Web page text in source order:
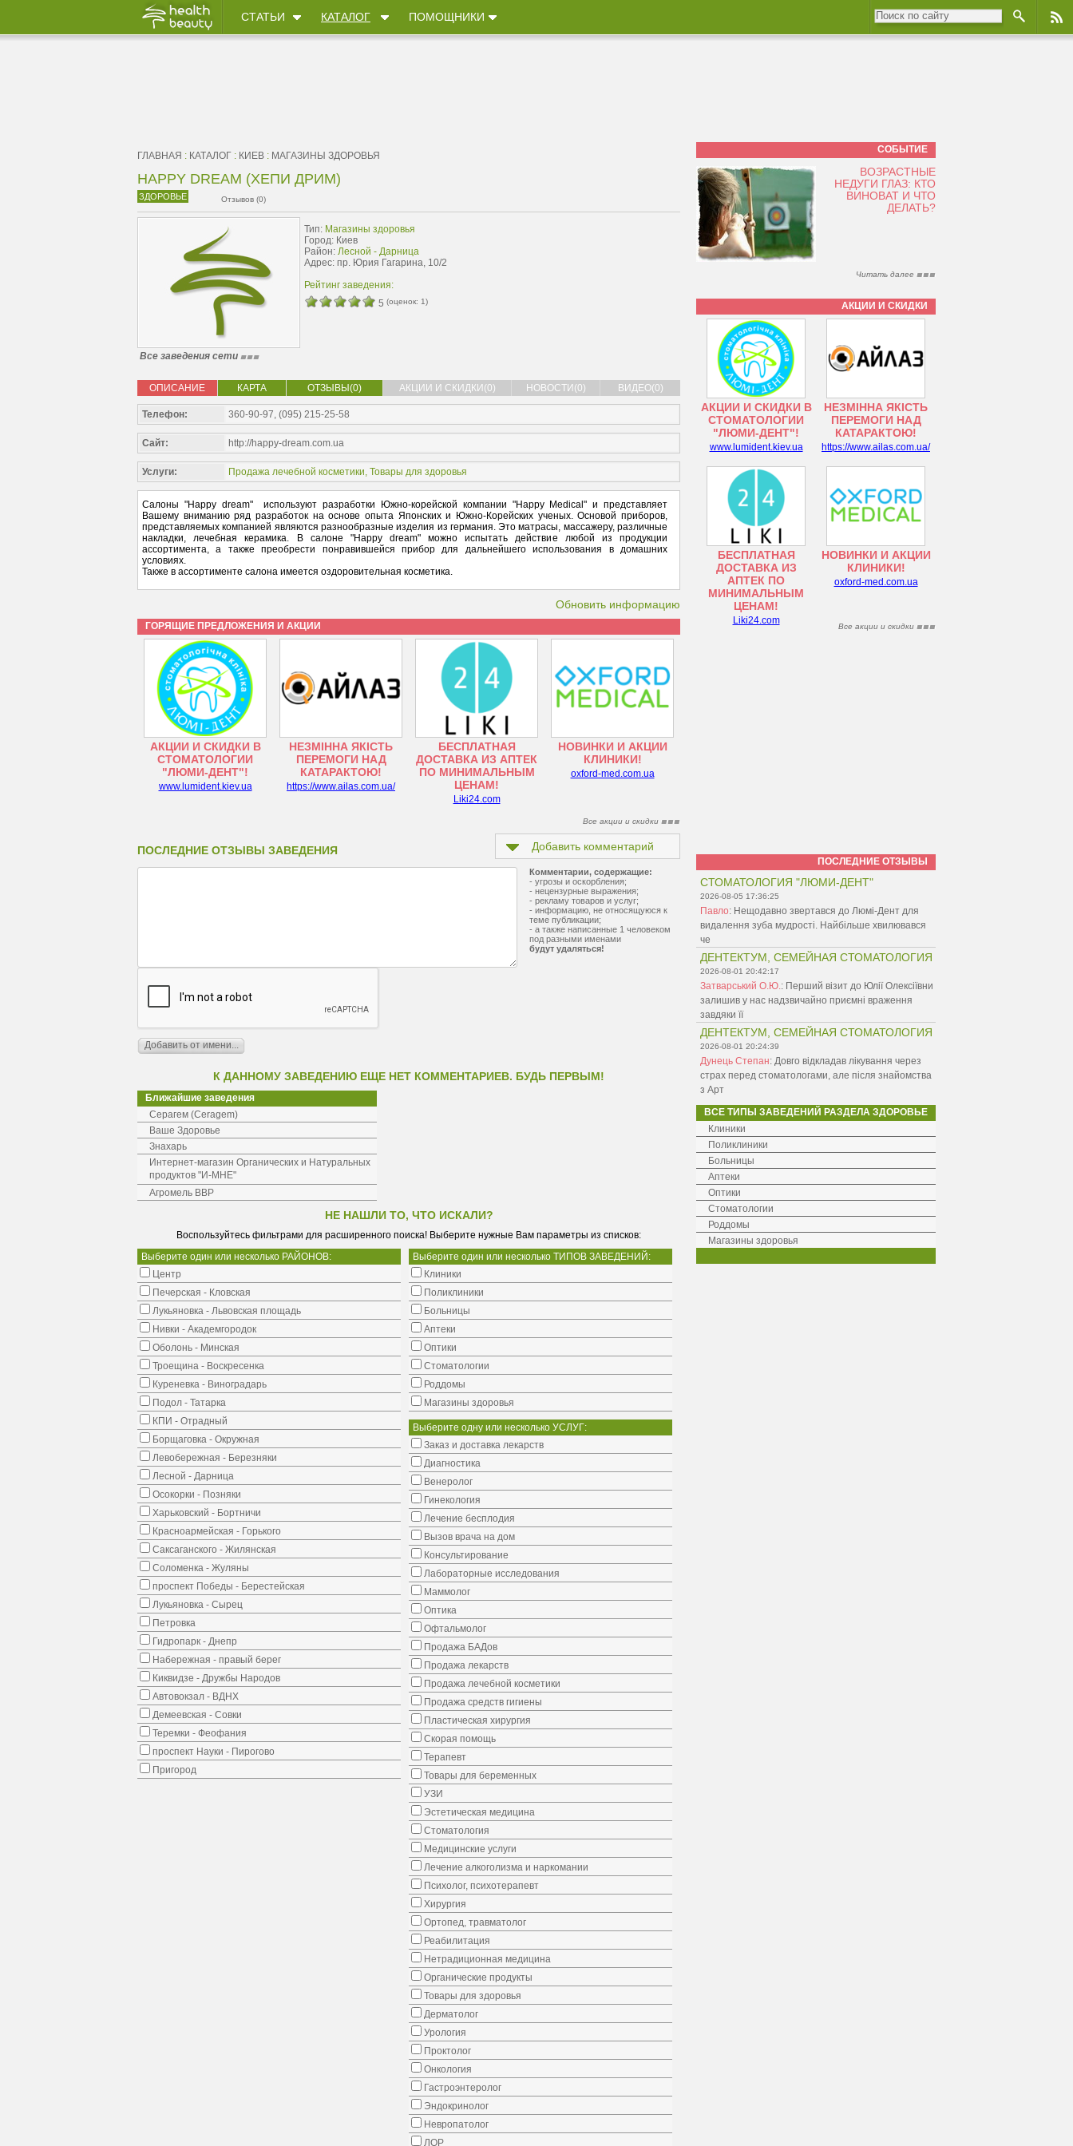
СТАТЬИ КАТАЛОГ ПОМОЩНИКИ
ГЛАВНАЯ : КАТАЛОГ : КИЕВ : МАГАЗИНЫ ЗДОРОВЬЯ
HAPPY DREAM (ХЕПИ ДРИМ)
ЗДОРОВЬЕ Отзывов (0)
Тип: Магазины здоровья
Город: Киев
Район: Лесной - Дарница
Адрес: пр. Юрия Гагарина, 10/2
Рейтинг заведения:
5 (оценок: 1)
Все заведения сети
ОПИСАНИЕ КАРТА ОТЗЫВЫ(0) АКЦИИ И СКИДКИ(0) НОВОСТИ(0) ВИДЕО(0)
Телефон: 360-90-97, (095) 215-25-58
Сайт: http://happy-dream.com.ua
Услуги: Продажа лечебной косметики, Товары для здоровья
Салоны "Happy dream" используют разработки Южно-корейской компании "Happy Medical" и представляет
Вашему вниманию ряд разработок на основе опыта Японских и Южно-Корейских ученых. Основой приборов,
представляемых компанией являются разнообразные изделия из германия. Это матрасы, массажеру, различные
накладки, лечебная керамика. В салоне "Happy dream" можно испытать действие любой из продукции
ассортимента, а также преобрести понравившейся прибор для дальнейшего использования в домашних
условиях.
Также в ассортименте салона имеется оздоровительная косметика.
Обновить информацию
ГОРЯЩИЕ ПРЕДЛОЖЕНИЯ И АКЦИИ
АКЦИИ И СКИДКИ В
СТОМАТОЛОГИИ
"ЛЮМИ-ДЕНТ"!
www.lumident.kiev.ua
НЕЗМІННА ЯКІСТЬ
ПЕРЕМОГИ НАД
КАТАРАКТОЮ!
https://www.ailas.com.ua/
БЕСПЛАТНАЯ
ДОСТАВКА ИЗ АПТЕК
ПО МИНИМАЛЬНЫМ
ЦЕНАМ!
Liki24.com
НОВИНКИ И АКЦИИ
КЛИНИКИ!
oxford-med.com.ua
Все акции и скидки
ПОСЛЕДНИЕ ОТЗЫВЫ ЗАВЕДЕНИЯ Добавить комментарий
Комментарии, содержащие:
- угрозы и оскорбления;
- нецензурные выражения;
- рекламу товаров и услуг;
- информацию, не относящуюся к
теме публикации;
- а также написанные 1 человеком
под разными именами
будут удаляться!
К ДАННОМУ ЗАВЕДЕНИЮ ЕЩЕ НЕТ КОММЕНТАРИЕВ. БУДЬ ПЕРВЫМ!
Ближайшие заведения
Серагем (Ceragem)
Ваше Здоровье
Знахарь
Интернет-магазин Органических и Натуральных
продуктов "И-МНЕ"
Агромель ВВР
НЕ НАШЛИ ТО, ЧТО ИСКАЛИ?
Воспользуйтесь фильтрами для расширенного поиска! Выберите нужные Вам параметры из списков:
Выберите один или несколько РАЙОНОВ:
Центр
Печерская - Кловская
Лукьяновка - Львовская площадь
Нивки - Академгородок
Оболонь - Минская
Троещина - Воскресенка
Куреневка - Виноградарь
Подол - Татарка
КПИ - Отрадный
Борщаговка - Окружная
Левобережная - Березняки
Лесной - Дарница
Осокорки - Позняки
Харьковский - Бортничи
Красноармейская - Горького
Саксаганского - Жилянская
Соломенка - Жуляны
проспект Победы - Берестейская
Лукьяновка - Сырец
Петровка
Гидропарк - Днепр
Набережная - правый берег
Киквидзе - Дружбы Народов
Автовокзал - ВДНХ
Демеевская - Совки
Теремки - Феофания
проспект Науки - Пирогово
Пригород
Выберите один или несколько ТИПОВ ЗАВЕДЕНИЙ:
Клиники
Поликлиники
Больницы
Аптеки
Оптики
Стоматологии
Роддомы
Магазины здоровья
Выберите одну или несколько УСЛУГ:
Заказ и доставка лекарств
Диагностика
Венеролог
Гинекология
Лечение бесплодия
Вызов врача на дом
Консультирование
Лабораторные исследования
Маммолог
Оптика
Офтальмолог
Продажа БАДов
Продажа лекарств
Продажа лечебной косметики
Продажа средств гигиены
Пластическая хирургия
Скорая помощь
Терапевт
Товары для беременных
УЗИ
Эстетическая медицина
Стоматология
Медицинские услуги
Лечение алкоголизма и наркомании
Психолог, психотерапевт
Хирургия
Ортопед, травматолог
Реабилитация
Нетрадиционная медицина
Органические продукты
Товары для здоровья
Дерматолог
Урология
Проктолог
Онкология
Гастроэнтеролог
Эндокринолог
Невропатолог
ЛОР
СОБЫТИЕ
ВОЗРАСТНЫЕ
НЕДУГИ ГЛАЗ: КТО
ВИНОВАТ И ЧТО
ДЕЛАТЬ?
Читать далее
АКЦИИ И СКИДКИ
АКЦИИ И СКИДКИ В
СТОМАТОЛОГИИ
"ЛЮМИ-ДЕНТ"!
www.lumident.kiev.ua
НЕЗМІННА ЯКІСТЬ
ПЕРЕМОГИ НАД
КАТАРАКТОЮ!
https://www.ailas.com.ua/
БЕСПЛАТНАЯ
ДОСТАВКА ИЗ
АПТЕК ПО
МИНИМАЛЬНЫМ
ЦЕНАМ!
Liki24.com
НОВИНКИ И АКЦИИ
КЛИНИКИ!
oxford-med.com.ua
Все акции и скидки
ПОСЛЕДНИЕ ОТЗЫВЫ
СТОМАТОЛОГИЯ "ЛЮМИ-ДЕНТ"
2026-08-05 17:36:25
Павло: Нещодавно звертався до Люмі-Дент для
видалення зуба мудрості. Найбільше хвилювався
че
ДЕНТЕКТУМ, СЕМЕЙНАЯ СТОМАТОЛОГИЯ
2026-08-01 20:42:17
Затварський О.Ю.: Перший візит до Юлії Олексіївни
залишив у нас надзвичайно приємні враження
завдяки її
ДЕНТЕКТУМ, СЕМЕЙНАЯ СТОМАТОЛОГИЯ
2026-08-01 20:24:39
Дунець Степан: Довго відкладав лікування через
страх перед стоматологами, але після знайомства
з Арт
ВСЕ ТИПЫ ЗАВЕДЕНИЙ РАЗДЕЛА ЗДОРОВЬЕ
Клиники
Поликлиники
Больницы
Аптеки
Оптики
Стоматологии
Роддомы
Магазины здоровья